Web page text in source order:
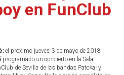
en FunClub
el próximo jueves 3 de mayo de 2018
programado un concierto en la Sala
de Sevilla de las bandas Patokai y